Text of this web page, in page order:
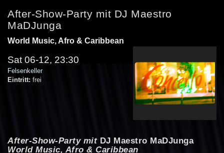
After-Show-Party mit DJ Maestro
MaDJunga
World Music, Afro & Caribbean
Sat 06-12, 23:30
Felsenkeller
Eintritt: frei
After-Show-Party mitDJ Maestro MaDJunga
World Music, Afro & Caribbean